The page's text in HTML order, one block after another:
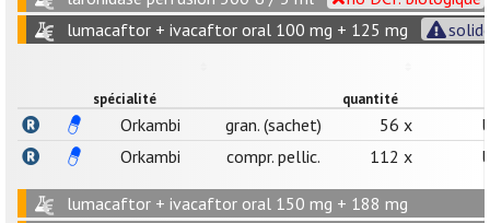
lumacaftor + ivacaftor oral 100 mg + 125 mg
spécialité quantité
Orkambi gran. (sachet) 56 x
Orkambi
compr. pellic. 112 x
lumacaftor + ivacaftor oral 150 mg + 188 mg